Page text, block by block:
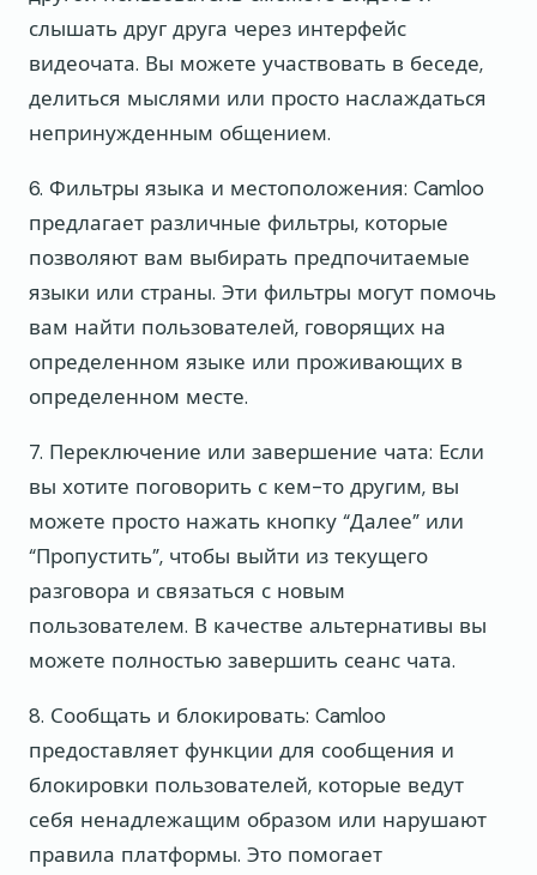
слышать друг друга через интерфейс
видеочата. Вы можете участвовать в беседе,
делиться мыслями или просто наслаждаться
непринужденным общением.
6. Фильтры языка и местоположения: Camloo
предлагает различные фильтры, которые
позволяют вам выбирать предпочитаемые
языки или страны. Эти фильтры могут помочь
вам найти пользователей, говорящих на
определенном языке или проживающих в
определенном месте.
7. Переключение или завершение чата: Если
вы хотите поговорить с кем-то другим, вы
можете просто нажать кнопку “Далее” или
“Пропустить”, чтобы выйти из текущего
разговора и связаться с новым
пользователем. В качестве альтернативы вы
можете полностью завершить сеанс чата.
8. Сообщать и блокировать: Camloo
предоставляет функции для сообщения и
блокировки пользователей, которые ведут
себя ненадлежащим образом или нарушают
правила платформы. Это помогает